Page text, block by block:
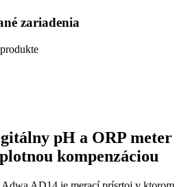
zariadenia
pH a ORP meter
kompenzáciou